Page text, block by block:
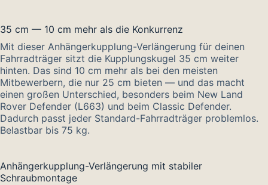
35 cm — 10 cm mehr als die Konkurrenz
Mit dieser Anhängerkupplung-Verlängerung für deinen
Fahrradträger sitzt die Kupplungskugel 35 cm weiter
hinten. Das sind 10 cm mehr als bei den meisten
Mitbewerbern, die nur 25 cm bieten — und das macht
einen großen Unterschied, besonders beim New Land
Rover Defender (L663) und beim Classic Defender.
Dadurch passt jeder Standard-Fahrradträger problemlos.
Belastbar bis 75 kg.
Anhängerkupplung-Verlängerung mit stabiler
Schraubmontage